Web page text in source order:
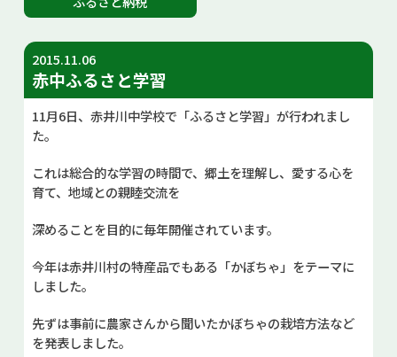
Select Language
2015.11.06
赤中ふるさと学習
11月6日、赤井川中学校で「ふるさと学習」が行われまし
た。
これは総合的な学習の時間で、郷土を理解し、愛する心を
育て、地域との親睦交流を
深めることを目的に毎年開催されています。
今年は赤井川村の特産品でもある「かぼちゃ」をテーマに
しました。
先ずは事前に農家さんから聞いたかぼちゃの栽培方法など
を発表しました。